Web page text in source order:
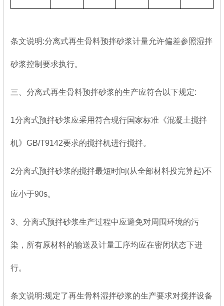
条文说明:分离式再生骨料预拌砂浆计量允许偏差参照湿拌
砂浆控制要求执行。
三、分离式再生骨料预拌砂浆的生产应符合以下规定:
1分离式预拌砂浆应采用符合现行国家标准《混凝土搅拌
机》GB/T9142要求的搅拌机进行搅拌。
2分离式预拌砂浆的搅拌最短时间(从全部材料投完算起)不
应小于90s。
3、分离式预拌砂浆生产过程中应避免对周围环境的污
染，所有原材料的输送及计量工序均应在密闭状态下进
行。
条文说明:规定了再生骨料湿拌砂浆的生产要求对搅拌设备